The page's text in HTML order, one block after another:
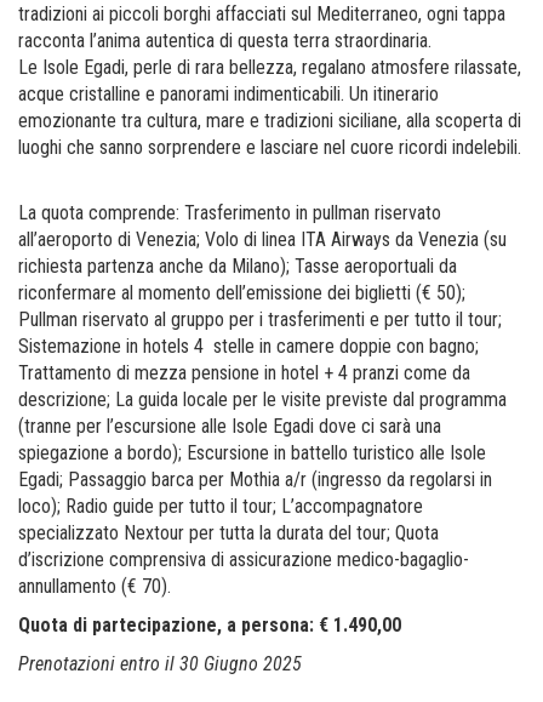
tradizioni ai piccoli borghi affacciati sul Mediterraneo, ogni tappa
racconta l’anima autentica di questa terra straordinaria.
Le Isole Egadi, perle di rara bellezza, regalano atmosfere rilassate,
acque cristalline e panorami indimenticabili. Un itinerario
emozionante tra cultura, mare e tradizioni siciliane, alla scoperta di
luoghi che sanno sorprendere e lasciare nel cuore ricordi indelebili.
La quota comprende: Trasferimento in pullman riservato
all’aeroporto di Venezia; Volo di linea ITA Airways da Venezia (su
richiesta partenza anche da Milano); Tasse aeroportuali da
riconfermare al momento dell’emissione dei biglietti (€ 50);
Pullman riservato al gruppo per i trasferimenti e per tutto il tour;
Sistemazione in hotels 4 stelle in camere doppie con bagno;
Trattamento di mezza pensione in hotel + 4 pranzi come da
descrizione; La guida locale per le visite previste dal programma
(tranne per l’escursione alle Isole Egadi dove ci sarà una
spiegazione a bordo); Escursione in battello turistico alle Isole
Egadi; Passaggio barca per Mothia a/r (ingresso da regolarsi in
loco); Radio guide per tutto il tour; L’accompagnatore
specializzato Nextour per tutta la durata del tour; Quota
d’iscrizione comprensiva di assicurazione medico-bagaglio-
annullamento (€ 70).
Quota di partecipazione, a persona: € 1.490,00
Prenotazioni entro il 30 Giugno 2025